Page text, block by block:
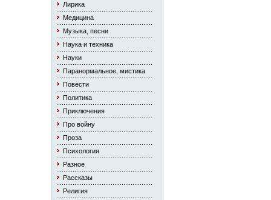
Лирика
Медицина
Музыка, песни
Наука и техника
Науки
Паранормальное, мистика
Повести
Политика
Приключения
Про войну
Проза
Психология
Разное
Рассказы
Религия